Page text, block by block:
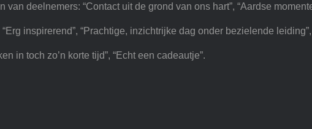
van deelnemers: “Contact uit de grond van ons hart”, “Aardse
inspirerend”, “Prachtige, inzichtrijke dag onder bezielende
in toch zo’n korte tijd”, “Echt een cadeautje”.